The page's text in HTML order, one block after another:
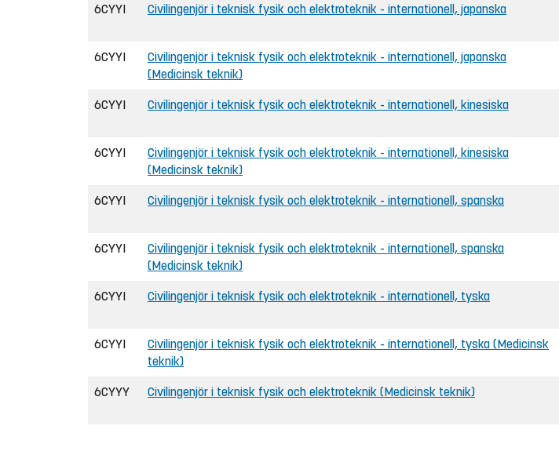
6CYYI Civilingenjör i teknisk fysik och elektroteknik - internationell, japanska
6CYYI
Civilingenjör i teknisk fysik och elektroteknik - internationell, japanska
(Medicinsk teknik)
6CYYI Civilingenjör i teknisk fysik och elektroteknik - internationell, kinesiska
6CYYI
Civilingenjör i teknisk fysik och elektroteknik - internationell, kinesiska
(Medicinsk teknik)
6CYYI Civilingenjör i teknisk fysik och elektroteknik - internationell, spanska
6CYYI
Civilingenjör i teknisk fysik och elektroteknik - internationell, spanska
(Medicinsk teknik)
6CYYI Civilingenjör i teknisk fysik och elektroteknik - internationell, tyska
6CYYI
Civilingenjör i teknisk fysik och elektroteknik - internationell, tyska (Medicinsk
teknik)
6CYYY Civilingenjör i teknisk fysik och elektroteknik (Medicinsk teknik)